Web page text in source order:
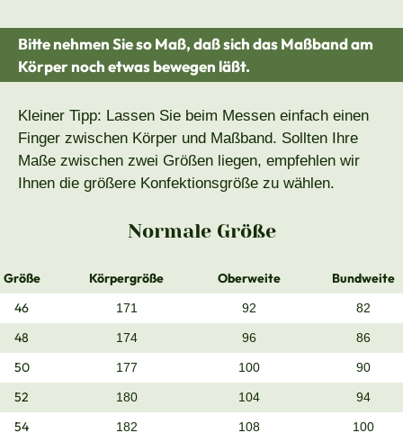
Bitte nehmen Sie so Maß, daß sich das Maßband am
Körper noch etwas bewegen läßt.
Kleiner Tipp: Lassen Sie beim Messen einfach einen
Finger zwischen Körper und Maßband. Sollten Ihre
Maße zwischen zwei Größen liegen, empfehlen wir
Ihnen die größere Konfektionsgröße zu wählen.
Normale Größe
Größe Körpergröße Oberweite
Bundweite
46
171 92 82
48 174 96 86
50 177 100 90
52 180 104 94
54 182 108 100